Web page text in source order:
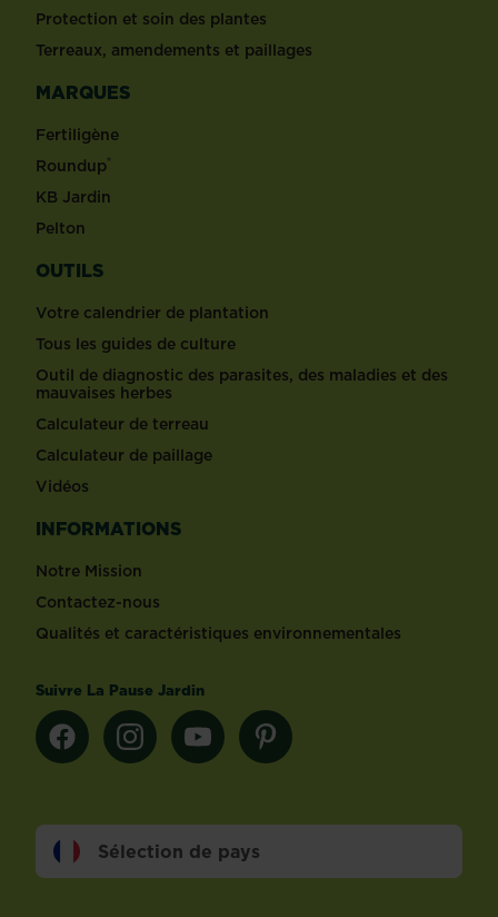
Protection et soin des plantes
Terreaux, amendements et paillages
MARQUES
Fertiligène
Roundup®
KB Jardin
Pelton
OUTILS
Votre calendrier de plantation
Tous les guides de culture
Outil de diagnostic des parasites, des maladies et des
mauvaises herbes
Calculateur de terreau
Calculateur de paillage
Vidéos
INFORMATIONS
Notre Mission
Contactez-nous
Qualités et caractéristiques environnementales
Suivre La Pause Jardin
Sélection de pays